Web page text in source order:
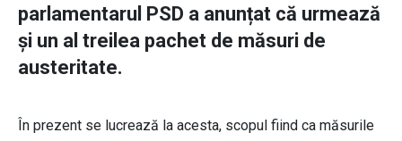
parlamentarul PSD a anunțat că urmează
și un al treilea pachet de măsuri de
austeritate.
În prezent se lucrează la acesta, scopul fiind ca măsurile